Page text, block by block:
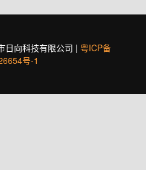
日向科技有限公司 | 粤ICP备
号-1